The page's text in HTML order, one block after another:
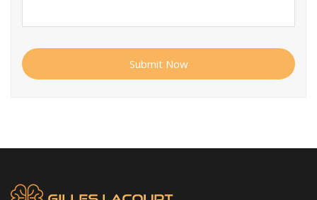
Submit Now